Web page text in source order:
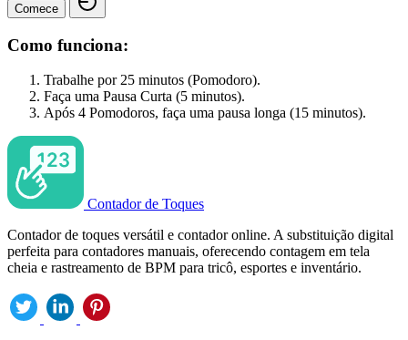
Comece
Como funciona:
Trabalhe por 25 minutos (Pomodoro).
Faça uma Pausa Curta (5 minutos).
Após 4 Pomodoros, faça uma pausa longa (15 minutos).
Contador de Toques
Contador de toques versátil e contador online. A substituição digital
perfeita para contadores manuais, oferecendo contagem em tela
cheia e rastreamento de BPM para tricô, esportes e inventário.